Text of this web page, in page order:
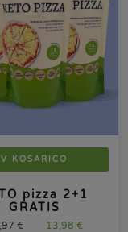
V KOŠARICO
pizza 2+1
GRATIS
€ 13,98 €